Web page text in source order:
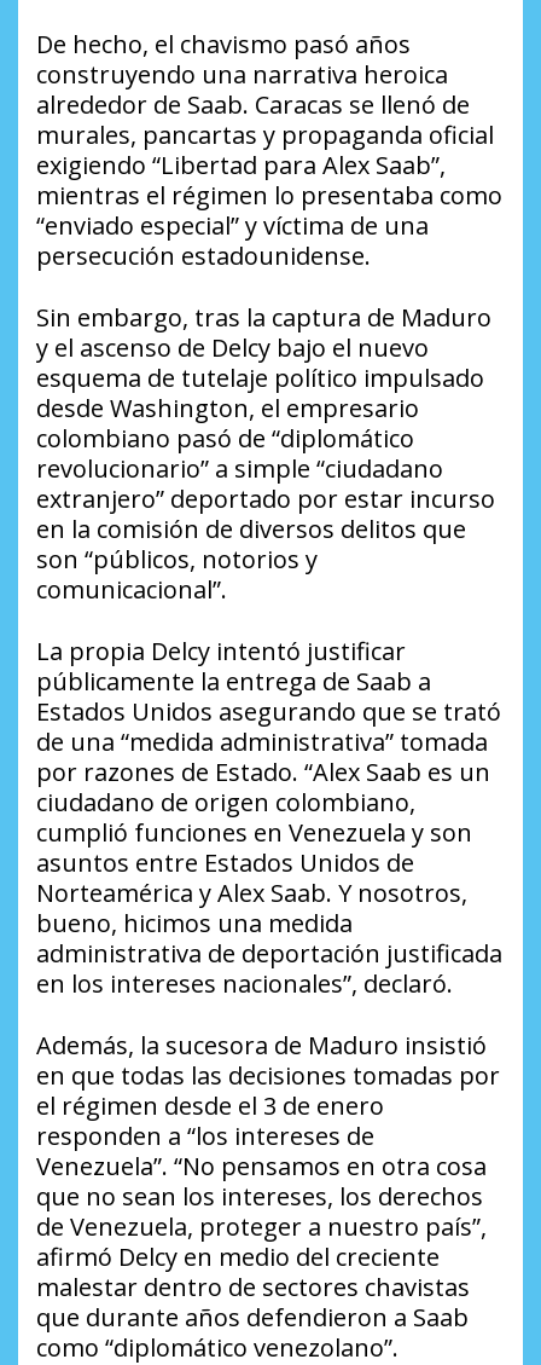
De hecho, el chavismo pasó años
construyendo una narrativa heroica
alrededor de Saab. Caracas se llenó de
murales, pancartas y propaganda oficial
exigiendo “Libertad para Alex Saab”,
mientras el régimen lo presentaba como
“enviado especial” y víctima de una
persecución estadounidense.
Sin embargo, tras la captura de Maduro
y el ascenso de Delcy bajo el nuevo
esquema de tutelaje político impulsado
desde Washington, el empresario
colombiano pasó de “diplomático
revolucionario” a simple “ciudadano
extranjero” deportado por estar incurso
en la comisión de diversos delitos que
son “públicos, notorios y
comunicacional”.
La propia Delcy intentó justificar
públicamente la entrega de Saab a
Estados Unidos asegurando que se trató
de una “medida administrativa” tomada
por razones de Estado. “Alex Saab es un
ciudadano de origen colombiano,
cumplió funciones en Venezuela y son
asuntos entre Estados Unidos de
Norteamérica y Alex Saab. Y nosotros,
bueno, hicimos una medida
administrativa de deportación justificada
en los intereses nacionales”, declaró.
Además, la sucesora de Maduro insistió
en que todas las decisiones tomadas por
el régimen desde el 3 de enero
responden a “los intereses de
Venezuela”. “No pensamos en otra cosa
que no sean los intereses, los derechos
de Venezuela, proteger a nuestro país”,
afirmó Delcy en medio del creciente
malestar dentro de sectores chavistas
que durante años defendieron a Saab
como “diplomático venezolano”.